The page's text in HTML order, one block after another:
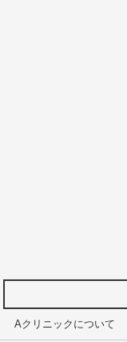
Aクリニックについて